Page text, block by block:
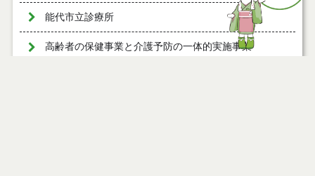
能代市立診療所
高齢者の保健事業と介護予防の一体的実施事業